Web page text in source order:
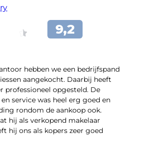
hebben we een bedrijfspand
aangekocht. Daarbij heeft
professioneel opgesteld. De
service was heel erg goed en
rondom de aankoop ook.
hij als verkopend makelaar
hij ons als kopers zeer goed